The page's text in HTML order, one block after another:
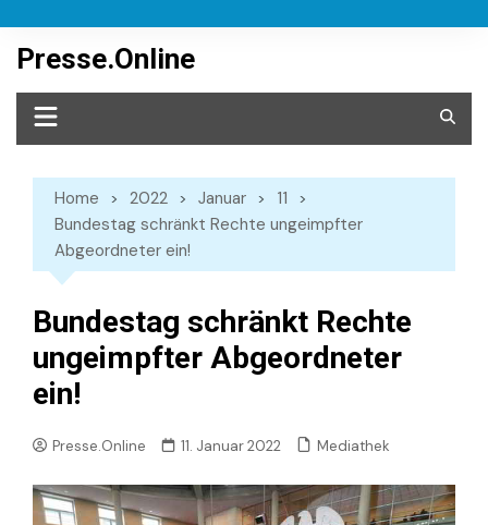
content
Presse.Online
Home 2022 Januar
11
Bundestag schränkt Rechte ungeimpfter
Abgeordneter ein!
Bundestag schränkt Rechte
ungeimpfter Abgeordneter
ein!
Presse.Online 11. Januar 2022 Mediathek